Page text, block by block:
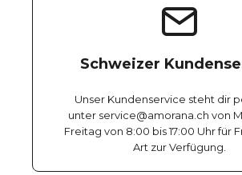
Schweizer
Unser Kundenservice steht dir
unter service@amorana.ch von
Freitag von 8:00 bis 17:00 Uhr für
Art zur Verfügung.